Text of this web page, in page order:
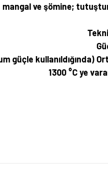
ve şömine;
güçle kullanıldığında)
1300 °C ye